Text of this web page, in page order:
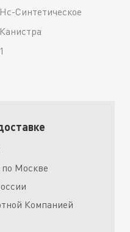
Нс-Синтетическое
Канистра
1
по Москве
Компанией